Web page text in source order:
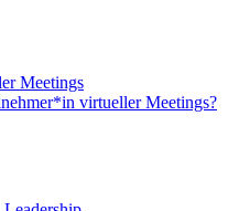
Meetings
virtueller Meetings?